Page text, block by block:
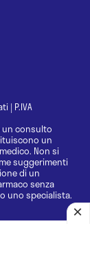
| P.IVA
consulto
un
Non si
suggerimenti
di un
senza
uno specialista.